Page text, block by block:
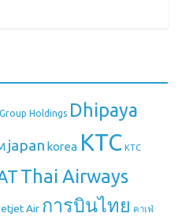
Holdings Dhipaya
japan korea KTC KTC
Thai Airways
Air การบินไทย คาเฟ่